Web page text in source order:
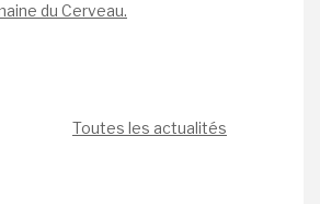
du Cerveau.
Toutes les actualités